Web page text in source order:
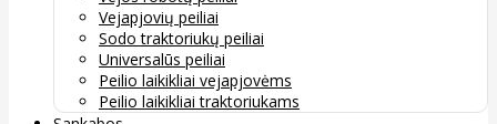
Vejapjovių peiliai
Sodo traktoriukų peiliai
Universalūs peiliai
Peilio laikikliai vejapjovėms
Peilio laikikliai traktoriukams